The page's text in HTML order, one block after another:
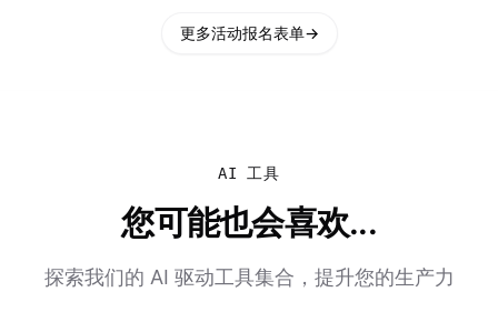
更多活动报名表单→
AI 工具
您可能也会喜欢...
探索我们的 AI 驱动工具集合，提升您的生产力